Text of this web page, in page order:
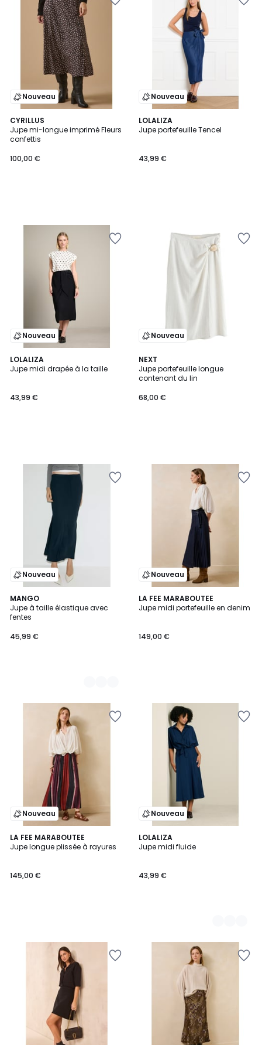
Nouveau
CYRILLUS
Jupe mi-longue imprimé Fleurs
confettis
100,00 €
Nouveau
LOLALIZA
Jupe portefeuille Tencel
43,99 €
Nouveau
LOLALIZA
Jupe midi drapée à la taille
43,99 €
Nouveau
NEXT
Jupe portefeuille longue
contenant du lin
68,00 €
Nouveau
MANGO
Jupe à taille élastique avec
fentes
45,99 €
2
Couleurs
Nouveau
LA FEE MARABOUTEE
Jupe midi portefeuille en denim
149,00 €
Nouveau
LA FEE MARABOUTEE
Jupe longue plissée à rayures
145,00 €
Nouveau
LOLALIZA
Jupe midi fluide
43,99 €
2
Couleurs